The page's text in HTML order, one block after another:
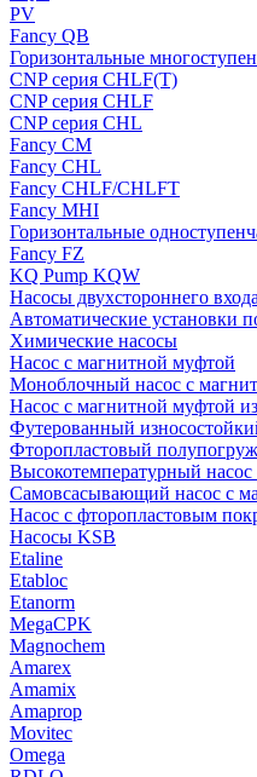
PV
Fancy QB
Горизонтальные
CNP серия CHLF(T)
CNP серия CHLF
CNP серия CHL
Fancy CM
Fancy CHL
Fancy CHLF/CHLFT
Fancy MHI
Горизонтальные
Fancy FZ
KQ Pump KQW
Насосы двухстороннего входа
Автоматические установки
Химические насосы
Насос с магнитной муфтой
Моноблочный насос с
Насос с магнитной муфтой
Футерованный
Фторопластовый
Высокотемпературный
Самовсасывающий насос с
Насос с фторопластовым
Насосы KSB
Etaline
Etabloc
Etanorm
MegaCPK
Magnochem
Amarex
Amamix
Amaprop
Movitec
Omega